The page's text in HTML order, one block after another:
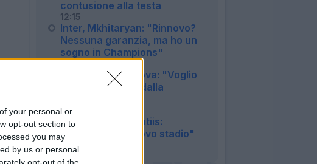
your personal or
opt-out section to
you may
by us or personal
contusione alla testa
12:15
Inter, Mkhitaryan: "Rinnovo?
Nessuna garanzia, ma ho un
sogno in Champions"
Juventus, Zhegrova: "Voglio
restare, frenato dalla
10:25
Napoli, De Laurentiis:
"Vogliamo un nuovo stadio"
08:48